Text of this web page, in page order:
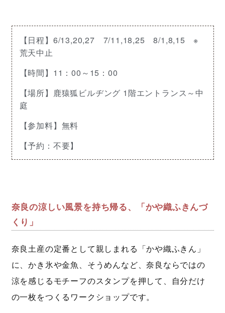
【日程】6/13,20,27 7/11,18,25 8/1,8,15 ※
荒天中止
【時間】11：00～15：00
【場所】鹿猿狐ビルヂング 1階エントランス～中
庭
【参加料】無料
【予約：不要】
奈良の涼しい風景を持ち帰る、「かや織ふきんづ
くり」
奈良土産の定番として親しまれる「かや織ふきん」
に、かき氷や金魚、そうめんなど、奈良ならではの
涼を感じるモチーフのスタンプを押して、自分だけ
の一枚をつくるワークショップです。